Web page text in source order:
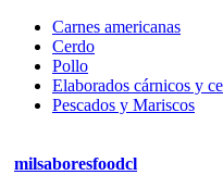
Carnes americanas
Cerdo
Pollo
Elaborados cárnicos y
Pescados y Mariscos
milsaboresfoodcl